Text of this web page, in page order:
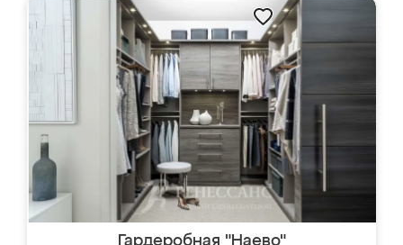
Гардеробная "Наево"